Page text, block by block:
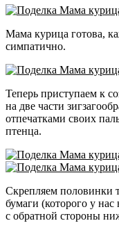
Мама курица готова,
симпатично.
Теперь приступаем к
на две части
отпечатками своих
птенца.
Скрепляем половинки
бумаги (которого у
с обратной стороны